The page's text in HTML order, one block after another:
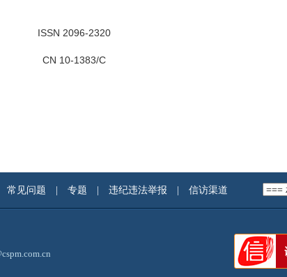
ISSN 2096-2320
CN 10-1383/C
常见问题 专题 违纪违法举报 信访渠道